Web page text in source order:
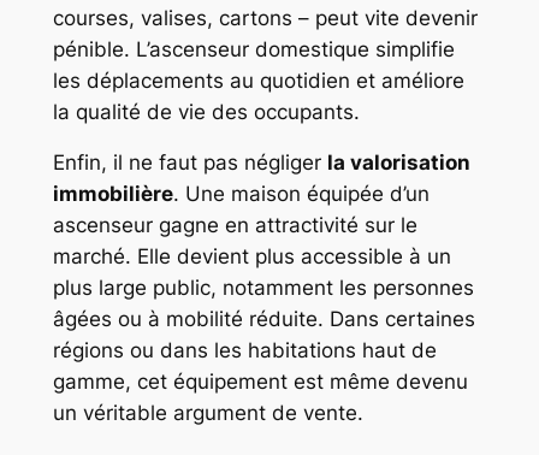
courses, valises, cartons – peut vite devenir
pénible. L’ascenseur domestique simplifie
les déplacements au quotidien et améliore
la qualité de vie des occupants.
Enfin, il ne faut pas négliger la valorisation
immobilière. Une maison équipée d’un
ascenseur gagne en attractivité sur le
marché. Elle devient plus accessible à un
plus large public, notamment les personnes
âgées ou à mobilité réduite. Dans certaines
régions ou dans les habitations haut de
gamme, cet équipement est même devenu
un véritable argument de vente.